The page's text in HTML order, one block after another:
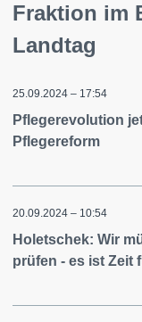
Fraktion im
Landtag
25.09.2024 – 17:54
Pflegerevolution
Pflegereform
20.09.2024 – 10:54
Holetschek: Wir
prüfen - es ist Zeit